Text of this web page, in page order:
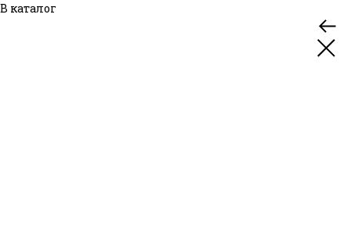
В каталог